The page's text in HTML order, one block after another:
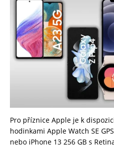
Pro příznice Apple je k
hodinkami Apple Watch SE
nebo iPhone 13 256 GB s